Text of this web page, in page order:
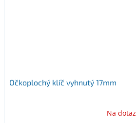
Očkoplochý klíč vyhnutý 17mm
Na dotaz